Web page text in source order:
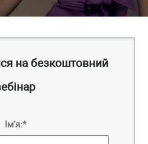
на безкоштовний
Ім'я:*